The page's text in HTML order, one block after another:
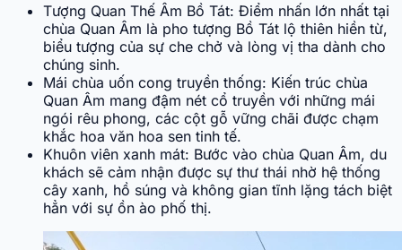
Tượng Quan Thế Âm Bồ Tát: Điểm nhấn lớn nhất tại
chùa Quan Âm là pho tượng Bồ Tát lộ thiên hiền từ,
biểu tượng của sự che chở và lòng vị tha dành cho
chúng sinh.
Mái chùa uốn cong truyền thống: Kiến trúc chùa
Quan Âm mang đậm nét cổ truyền với những mái
ngói rêu phong, các cột gỗ vững chãi được chạm
khắc hoa văn hoa sen tinh tế.
Khuôn viên xanh mát: Bước vào chùa Quan Âm, du
khách sẽ cảm nhận được sự thư thái nhờ hệ thống
cây xanh, hồ súng và không gian tĩnh lặng tách biệt
hẳn với sự ồn ào phố thị.